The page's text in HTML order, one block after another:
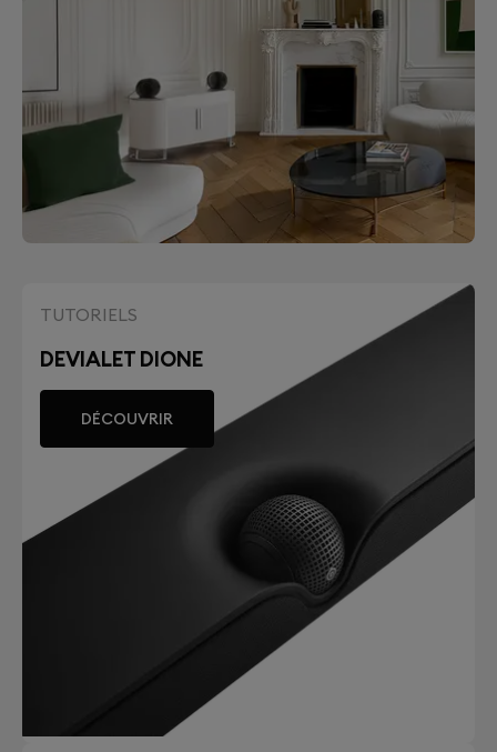
TUTORIELS
DEVIALET DIONE
DÉCOUVRIR